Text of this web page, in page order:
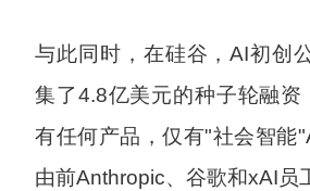
与此同时，在硅谷，AI初创
集了4.8亿美元的种子轮融资
有任何产品，仅有"社会智能
由前Anthropic、谷歌和xAI员